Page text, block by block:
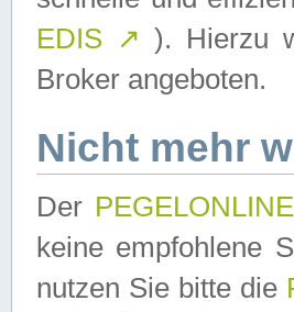
EDIS ↗ ). Hierzu
Broker angeboten.
Nicht mehr
Der
keine empfohlene
nutzen Sie bitte die